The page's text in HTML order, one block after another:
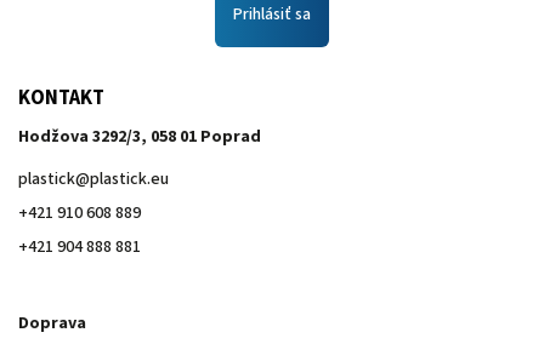
Prihlásiť sa
KONTAKT
Hodžova 3292/3, 058 01 Poprad
plastick@plastick.eu
+421 910 608 889
+421 904 888 881
Doprava